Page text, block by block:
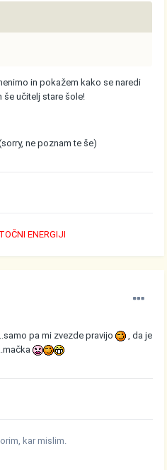
in pokažem kako se naredi
še učitelj stare šole!
ne poznam te še)
ENERGIJI
pa mi zvezde pravijo
, da je
kar mislim.